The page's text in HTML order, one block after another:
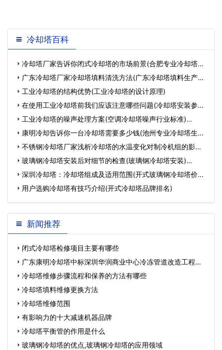
冷却塔百科
冷却塔厂家告诉你闭式冷却塔的市场前景(合肥专业冷却塔生
产厂家)…
广东冷却塔厂家冷却塔填料清洗方法(广东冷却塔填料生产厂
家)…
工业冷却塔的结构优势(工业冷却塔的设计原理)
在使用工业冷却塔前我们应该注意哪些问题(冷却塔安装参数)
… 工业冷却塔的噪声处理方案(空调冷却塔噪声行业标准)…
康明冷却告诉你一台冷却塔需要多少钱(池州专业冷却塔生产
厂家多少钱)…
不锈钢冷却塔厂家浅析冷却塔的水温变化对制冷机组的影响
(攀枝花圆形玻…
玻璃钢冷却塔安装后对细节的检查(玻璃钢冷却塔安装)…
深圳冷却塔：冷却塔组成及适用范围(开式玻璃钢冷却塔价格
一般是多少)…
用户选购冷却塔有技巧介绍(开式冷却塔品牌排名)
新闻推荐
闭式冷却塔检修项目主要有哪些
广东康明冷却塔中标深圳华润商业中心冷冻管道改造工程…
冷却塔维修步骤流程和保养的方法有哪些
冷却塔填料维修更换方法
冷却塔维修范围
有影响力的十大减速机器品牌
冷却塔平衡管的作用是什么
玻璃钢冷却塔的优点,玻璃钢冷却塔的应用领域